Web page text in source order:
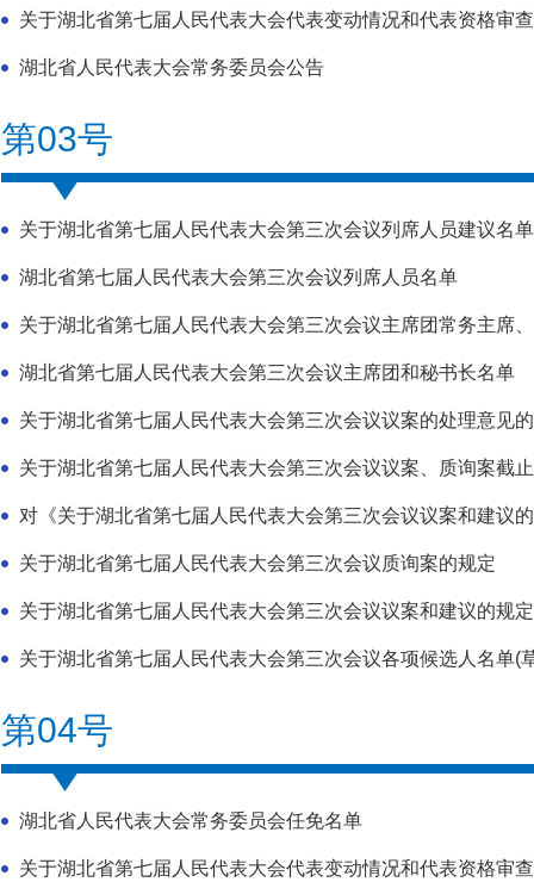
关于湖北省第七届人民代表大会代表变动情况和代表资格审
湖北省人民代表大会常务委员会公告
第03号
关于湖北省第七届人民代表大会第三次会议列席人员建议名
湖北省第七届人民代表大会第三次会议列席人员名单
关于湖北省第七届人民代表大会第三次会议主席团常务主席
湖北省第七届人民代表大会第三次会议主席团和秘书长名单
关于湖北省第七届人民代表大会第三次会议议案的处理意见
关于湖北省第七届人民代表大会第三次会议议案、质询案截
对《关于湖北省第七届人民代表大会第三次会议议案和建议
关于湖北省第七届人民代表大会第三次会议质询案的规定
关于湖北省第七届人民代表大会第三次会议议案和建议的规定
关于湖北省第七届人民代表大会第三次会议各项候选人名单(
第04号
湖北省人民代表大会常务委员会任免名单
关于湖北省第七届人民代表大会代表变动情况和代表资格审